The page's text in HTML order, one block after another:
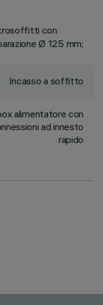
con
Ø 125 mm;
Incasso a soffitto
alimentatore con
ad innesto
rapido